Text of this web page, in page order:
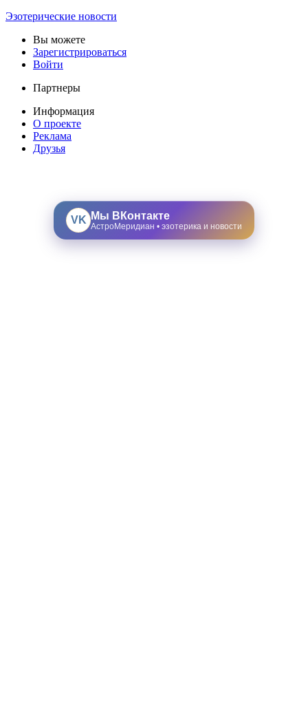
Эзотерические новости
Вы можете
Зарегистрироваться
Войти
Партнеры
Информация
О проекте
Реклама
Друзья
VK Мы ВКонтакте
АстроМеридиан • эзотерика и новости